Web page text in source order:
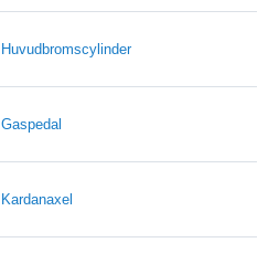
Huvudbromscylinder
Gaspedal
Kardanaxel